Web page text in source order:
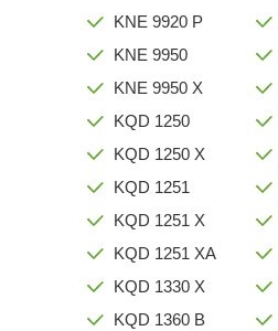
KNE 9920 P
KNE 9950
KNE 9950 X
KQD 1250
KQD 1250 X
KQD 1251
KQD 1251 X
KQD 1251 XA
KQD 1330 X
KQD 1360 B